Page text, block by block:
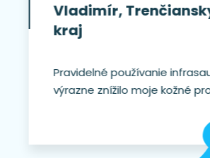
Vladimír, Trenčiansky
kraj
Pravidelné používanie
výrazne znížilo moje kožné